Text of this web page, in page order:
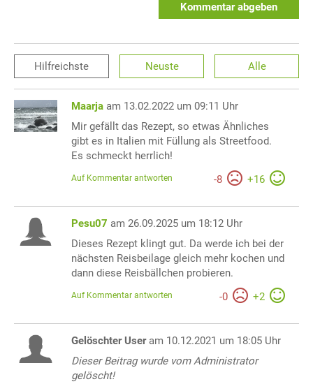
Kommentar abgeben
Hilfreichste Neuste Alle
Maarja am 13.02.2022 um 09:11 Uhr
Mir gefällt das Rezept, so etwas Ähnliches
gibt es in Italien mit Füllung als Streetfood.
Es schmeckt herrlich!
-8 +16
Auf Kommentar antworten
Pesu07 am 26.09.2025 um 18:12 Uhr
Dieses Rezept klingt gut. Da werde ich bei der
nächsten Reisbeilage gleich mehr kochen und
dann diese Reisbällchen probieren.
-0 +2
Auf Kommentar antworten
Gelöschter User am 10.12.2021 um 18:05 Uhr
Dieser Beitrag wurde vom Administrator
gelöscht!